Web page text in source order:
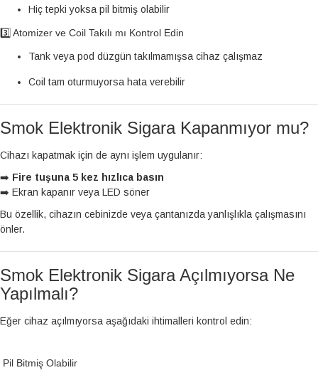
Hiç tepki yoksa pil bitmiş olabilir
3️⃣ Atomizer ve Coil Takılı mı Kontrol Edin
Tank veya pod düzgün takılmamışsa cihaz çalışmaz
Coil tam oturmuyorsa hata verebilir
Smok Elektronik Sigara Kapanmıyor mu?
Cihazı kapatmak için de aynı işlem uygulanır:
➡️ Fire tuşuna 5 kez hızlıca basın
➡️ Ekran kapanır veya LED söner
Bu özellik, cihazın cebinizde veya çantanızda yanlışlıkla çalışmasını
önler.
Smok Elektronik Sigara Açılmıyorsa Ne
Yapılmalı?
Eğer cihaz açılmıyorsa aşağıdaki ihtimalleri kontrol edin:
Pil Bitmiş Olabilir